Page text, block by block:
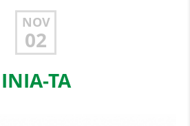
NOV
02
INIA-TA